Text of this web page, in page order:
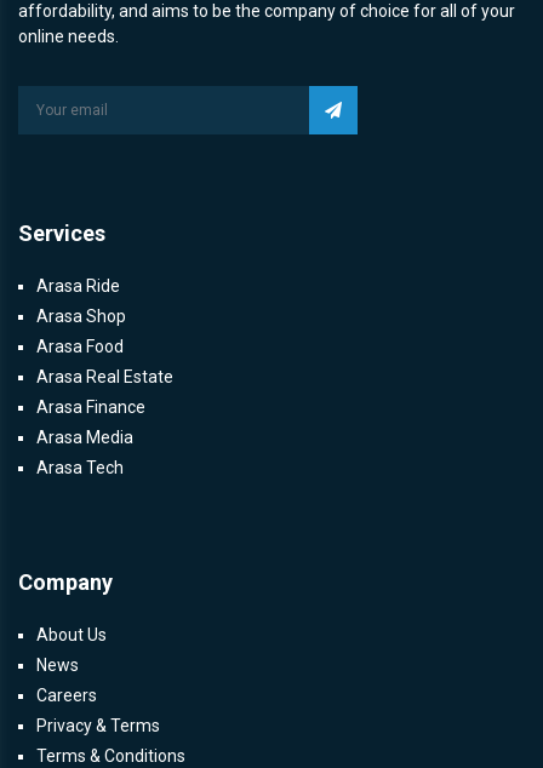
affordability, and aims to be the company of choice for all of your
online needs.
Services
Arasa Ride
Arasa Shop
Arasa Food
Arasa Real Estate
Arasa Finance
Arasa Media
Arasa Tech
Company
About Us
News
Careers
Privacy & Terms
Terms & Conditions